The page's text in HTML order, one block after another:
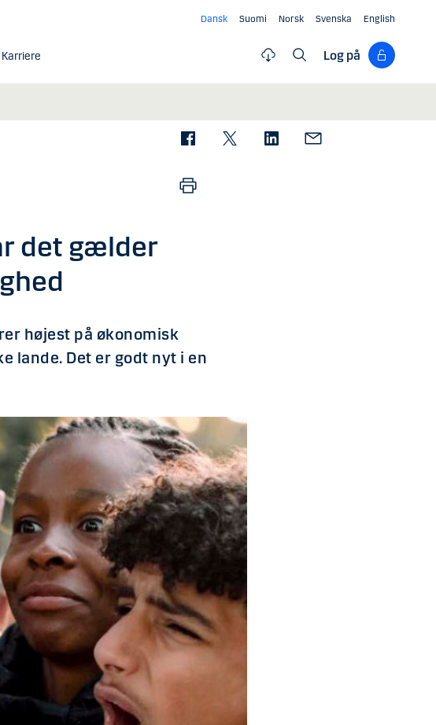
Dansk Suomi Norsk Svenska English
Karriere Log på
det gælder
højest på økonomisk
lande. Det er godt nyt i en